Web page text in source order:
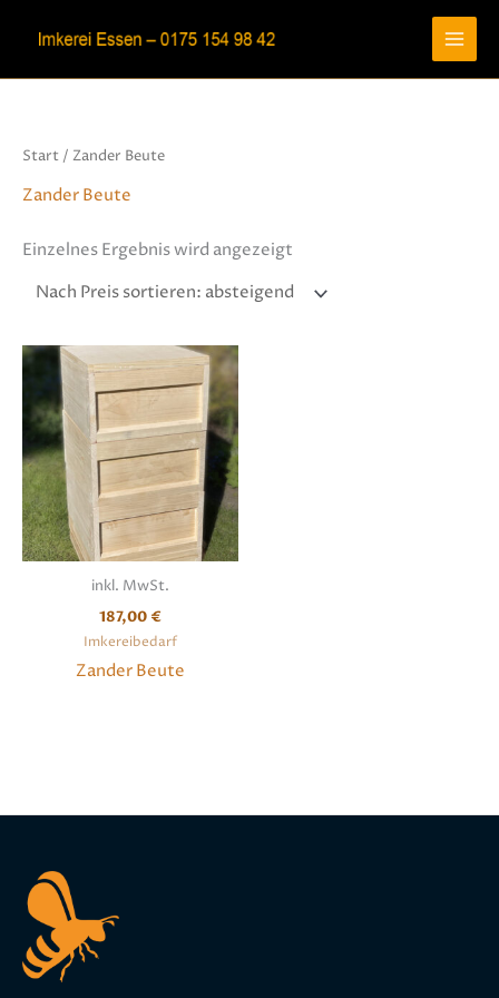
Inhalt
Start / Zander Beute
Zander Beute
Einzelnes Ergebnis wird angezeigt
inkl. MwSt.
187,00 €
Imkereibedarf
Zander Beute